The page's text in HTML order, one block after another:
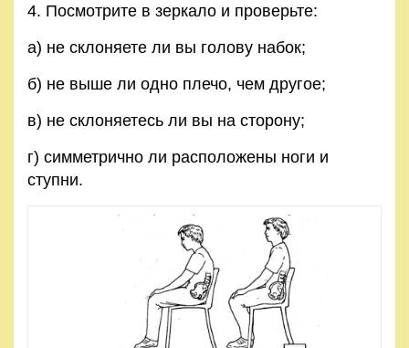
4. Посмотрите в зеркало и проверьте:
а) не склоняете ли вы голову набок;
б) не выше ли одно плечо, чем другое;
в) не склоняетесь ли вы на сторону;
г) симметрично ли расположены ноги и
ступни.